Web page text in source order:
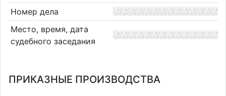
Номер дела
Место, время, дата
судебного заседания
ПРИКАЗНЫЕ ПРОИЗВОДСТВА